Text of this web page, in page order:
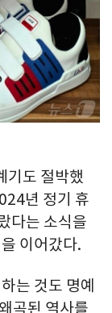
기도 절박했
년 정기 휴
다는 소식을
이어갔다.
는 것도 명예
곡된 역사를